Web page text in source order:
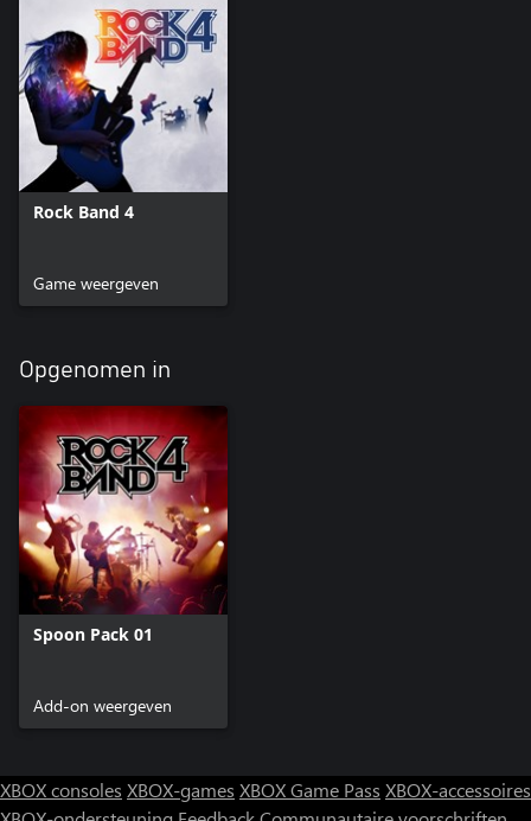
Rock Band 4
Game weergeven
Opgenomen in
Spoon Pack 01
Add-on weergeven
XBOX consoles XBOX-games XBOX Game Pass XBOX-accessoires